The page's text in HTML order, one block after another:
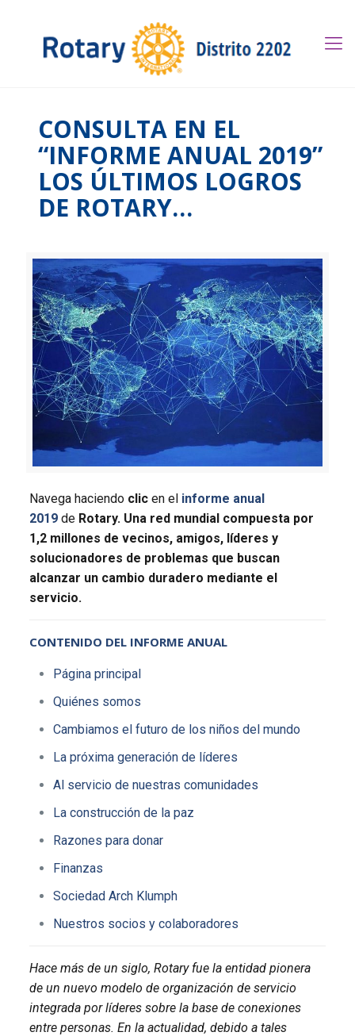
CONSULTA EN EL
“INFORME ANUAL 2019”
LOS ÚLTIMOS LOGROS
DE ROTARY…
Navega haciendo clicen el informe anual
2019 de Rotary. Una red mundial compuesta por
1,2 millones de vecinos, amigos, líderes y
solucionadores de problemas que buscan
alcanzar un cambio duradero mediante el
servicio.
CONTENIDO DEL INFORME ANUAL
Página principal
Quiénes somos
Cambiamos el futuro de los niños del mundo
La próxima generación de líderes
Al servicio de nuestras comunidades
La construcción de la paz
Razones para donar
Finanzas
Sociedad Arch Klumph
Nuestros socios y colaboradores
Hace más de un siglo, Rotary fue la entidad pionera
de un nuevo modelo de organización de servicio
integrada por líderes sobre la base de conexiones
entre personas. En la actualidad, debido a tales